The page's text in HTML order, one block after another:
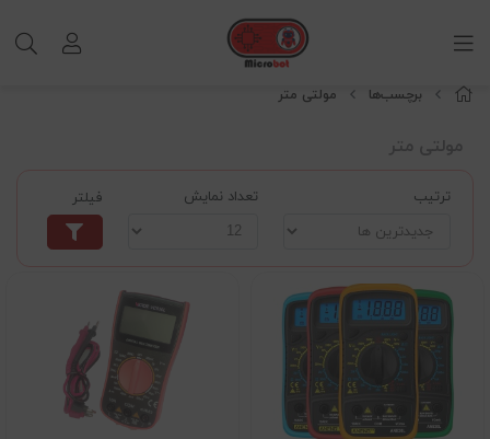
برچسب‌ها مولتی متر
مولتی متر
ترتیب تعداد نمایش فیلتر